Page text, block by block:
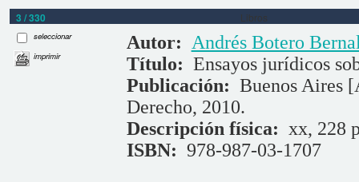
3 / 330 Libros
seleccionar
imprimir
Autor: Andrés Botero
Título: Ensayos jurídicos
Publicación: Buenos Aires
Derecho, 2010.
Descripción física: xx, 228
ISBN: 978-987-03-1707